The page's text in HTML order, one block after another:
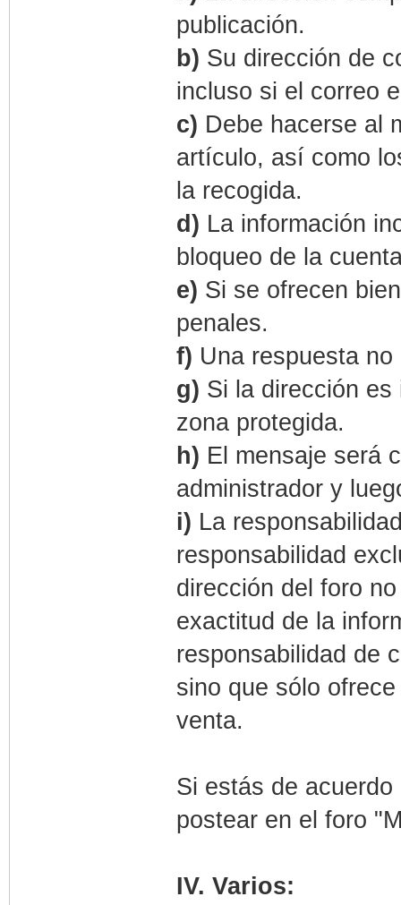
publicación.
b) Su dirección de
incluso si el correo
c) Debe hacerse al
artículo, así como
la recogida.
d) La información
bloqueo de la
e) Si se ofrecen
penales.
f) Una respuesta
g) Si la dirección
zona protegida.
h) El mensaje será
administrador y
i) La
responsabilidad
dirección del foro
exactitud de la
responsabilidad de
sino que sólo
venta.
Si estás de
postear en el foro
IV. Varios: